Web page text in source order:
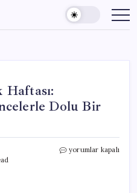
Haftası:
Dolu Bir
Kütahya’da
yorumlar kapalı